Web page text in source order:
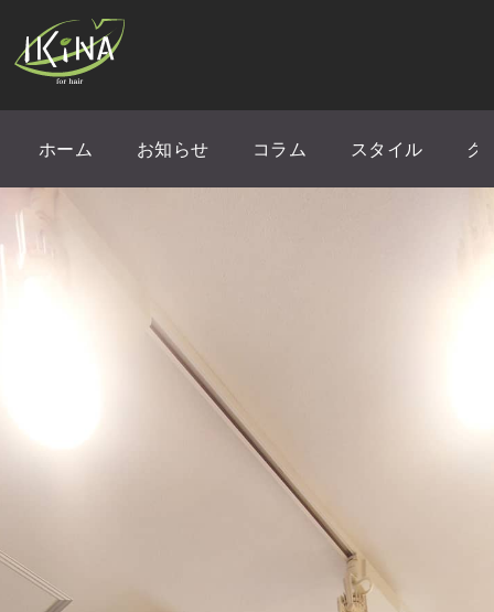
ホーム お知らせ コラム スタイル ク